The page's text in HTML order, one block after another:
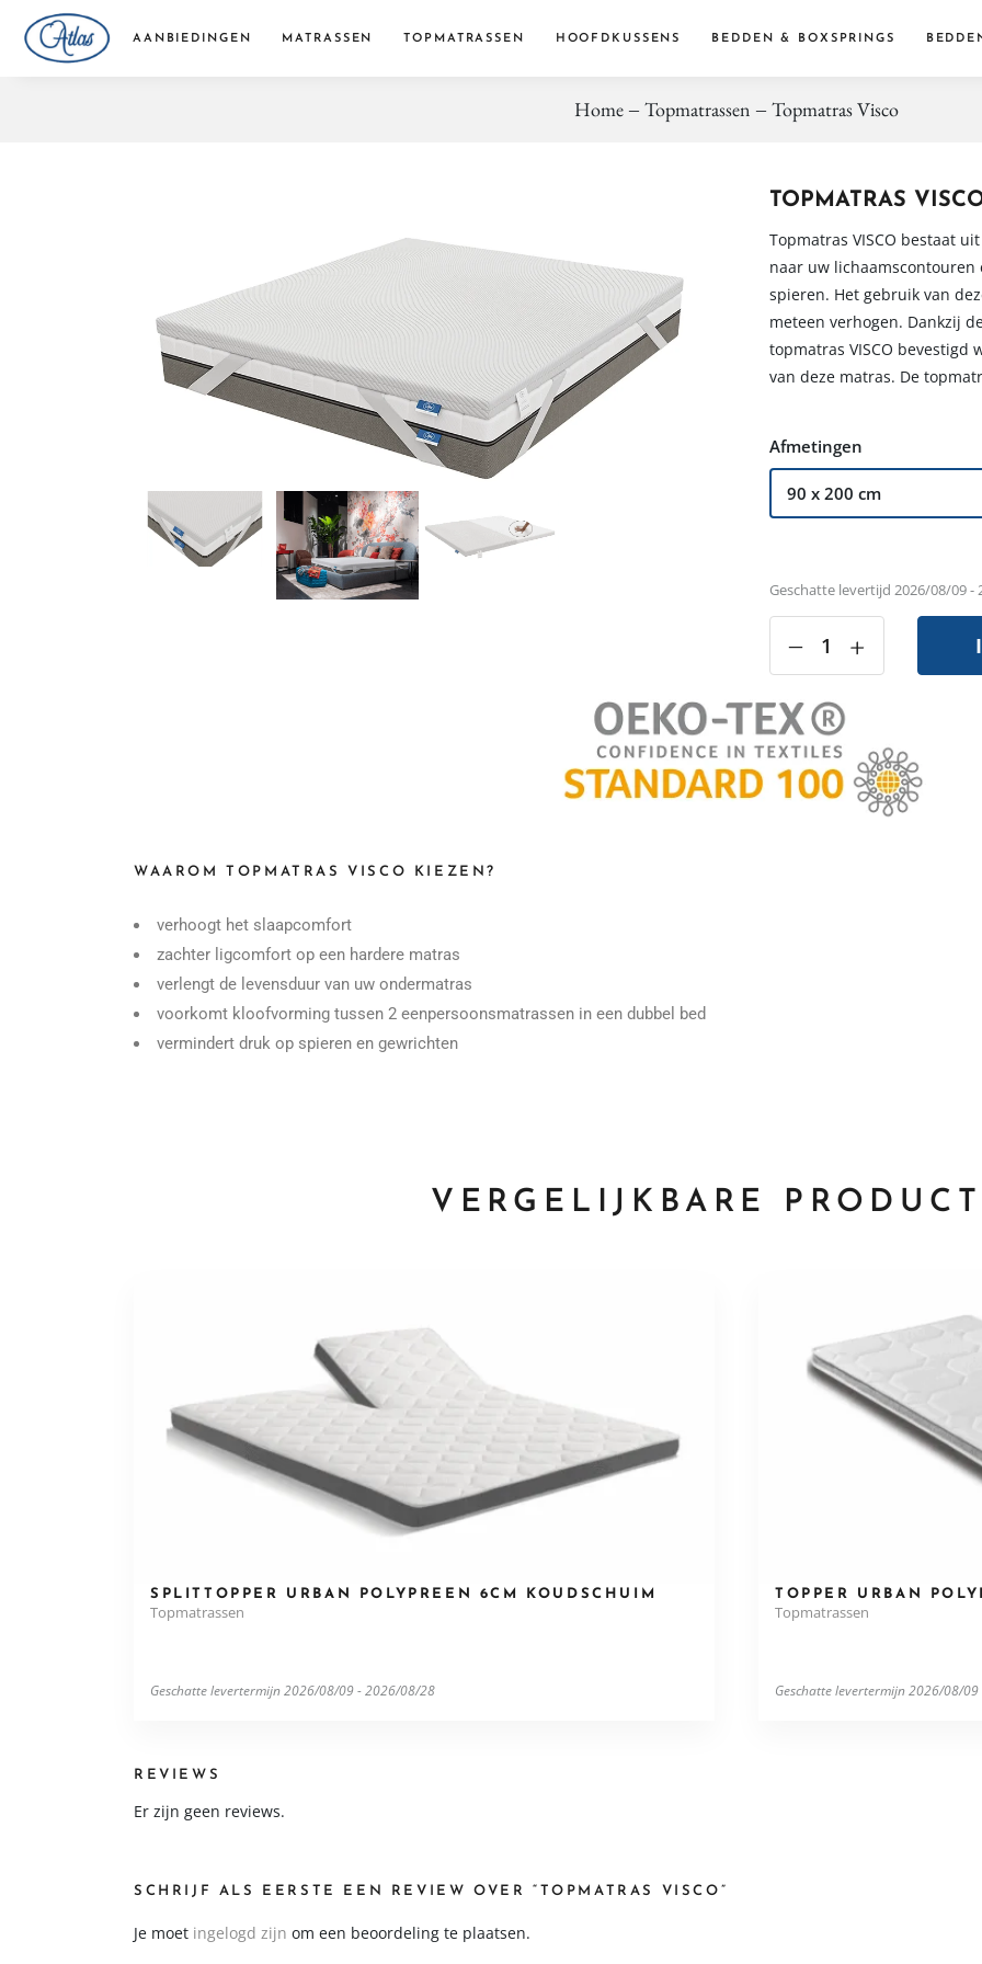
AANBIEDINGEN MATRASSEN
Bonellvering matrassen
TOPMATRASSEN HOOFDKUSSENS BEDDEN & BOXSPRINGS
Home Topmatrassen Topmatras Visco
TOPMATRAS
Topmatras VISCO bestaat
naar uw
spieren. Het gebruik van
meteen verhogen. Dankzij
topmatras VISCO bevestigd
van deze matras. De
Afmetingen
Geschatte levertijd 2026/08/09 -
‒ +
WAAROM TOPMATRAS VISCO KIEZEN?
verhoogt het slaapcomfort
zachter ligcomfort op een hardere matras
verlengt de levensduur van uw ondermatras
voorkomt kloofvorming tussen 2 eenpersoonsmatrassen in een dubbel bed
vermindert druk op spieren en gewrichten
VERGELIJKBARE
SPLITTOPPER URBAN POLYPREEN 6CM KOUDSCHUIM
Topmatrassen
Geschatte levertermijn 2026/08/09 - 2026/08/28
TOPPER URBAN
Topmatrassen
Geschatte levertermijn 2026/08/
REVIEWS
Er zijn geen reviews.
SCHRIJF ALS EERSTE EEN REVIEW OVER “TOPMATRAS VISCO”
Je moet ingelogd zijn om een beoordeling te plaatsen.